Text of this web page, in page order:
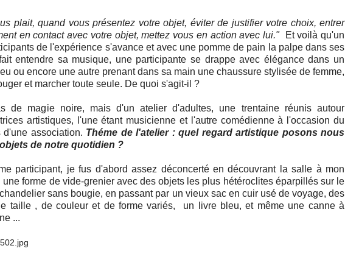
plait, quand vous présentez votre objet, éviter de justifier votre choix, entrer
en contact avec votre objet, mettez vous en action avec lui."Et voilà qu'un
de l'expérience s'avance et avec une pomme de pain la palpe dans ses
entendre sa musique, une participante se drappe avec élégance dans un
ou encore une autre prenant dans sa main une chaussure stylisée de femme,
et marcher toute seule. De quoi s'agit-il ?
de magie noire, mais d'un atelier d'adultes, une trentaine réunis autour
artistiques, l'une étant musicienne et l'autre comédienne à l'occasion du
d'une association. Théme de l'atelier : quel regard artistique posons nous
de notre quotidien ?
participant, je fus d'abord assez déconcerté en découvrant la salle à mon
une forme de vide-grenier avec des objets les plus hétéroclites éparpillés sur le
sans bougie, en passant par un vieux sac en cuir usé de voyage, des
taille , de couleur et de forme variés, un livre bleu, et même une canne à
...